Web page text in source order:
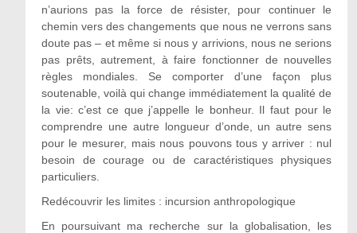
n’aurions pas la force de résister, pour continuer le
chemin vers des changements que nous ne verrons sans
doute pas – et même si nous y arrivions, nous ne serions
pas prêts, autrement, à faire fonctionner de nouvelles
règles mondiales. Se comporter d’une façon plus
soutenable, voilà qui change immédiatement la qualité de
la vie: c’est ce que j’appelle le bonheur. Il faut pour le
comprendre une autre longueur d’onde, un autre sens
pour le mesurer, mais nous pouvons tous y arriver : nul
besoin de courage ou de caractéristiques physiques
particuliers.
Redécouvrir les limites : incursion anthropologique
En poursuivant ma recherche sur la globalisation, les